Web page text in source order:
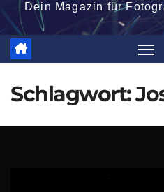
Dein Magazin für
Schlagwort: